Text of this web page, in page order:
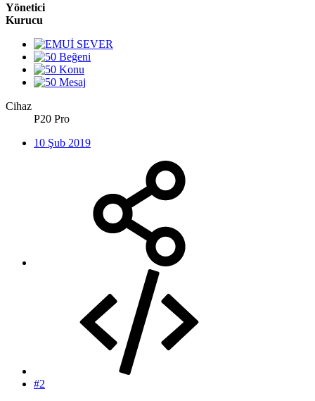
Yönetici
Kurucu
Cihaz
P20 Pro
10 Şub 2019
#2